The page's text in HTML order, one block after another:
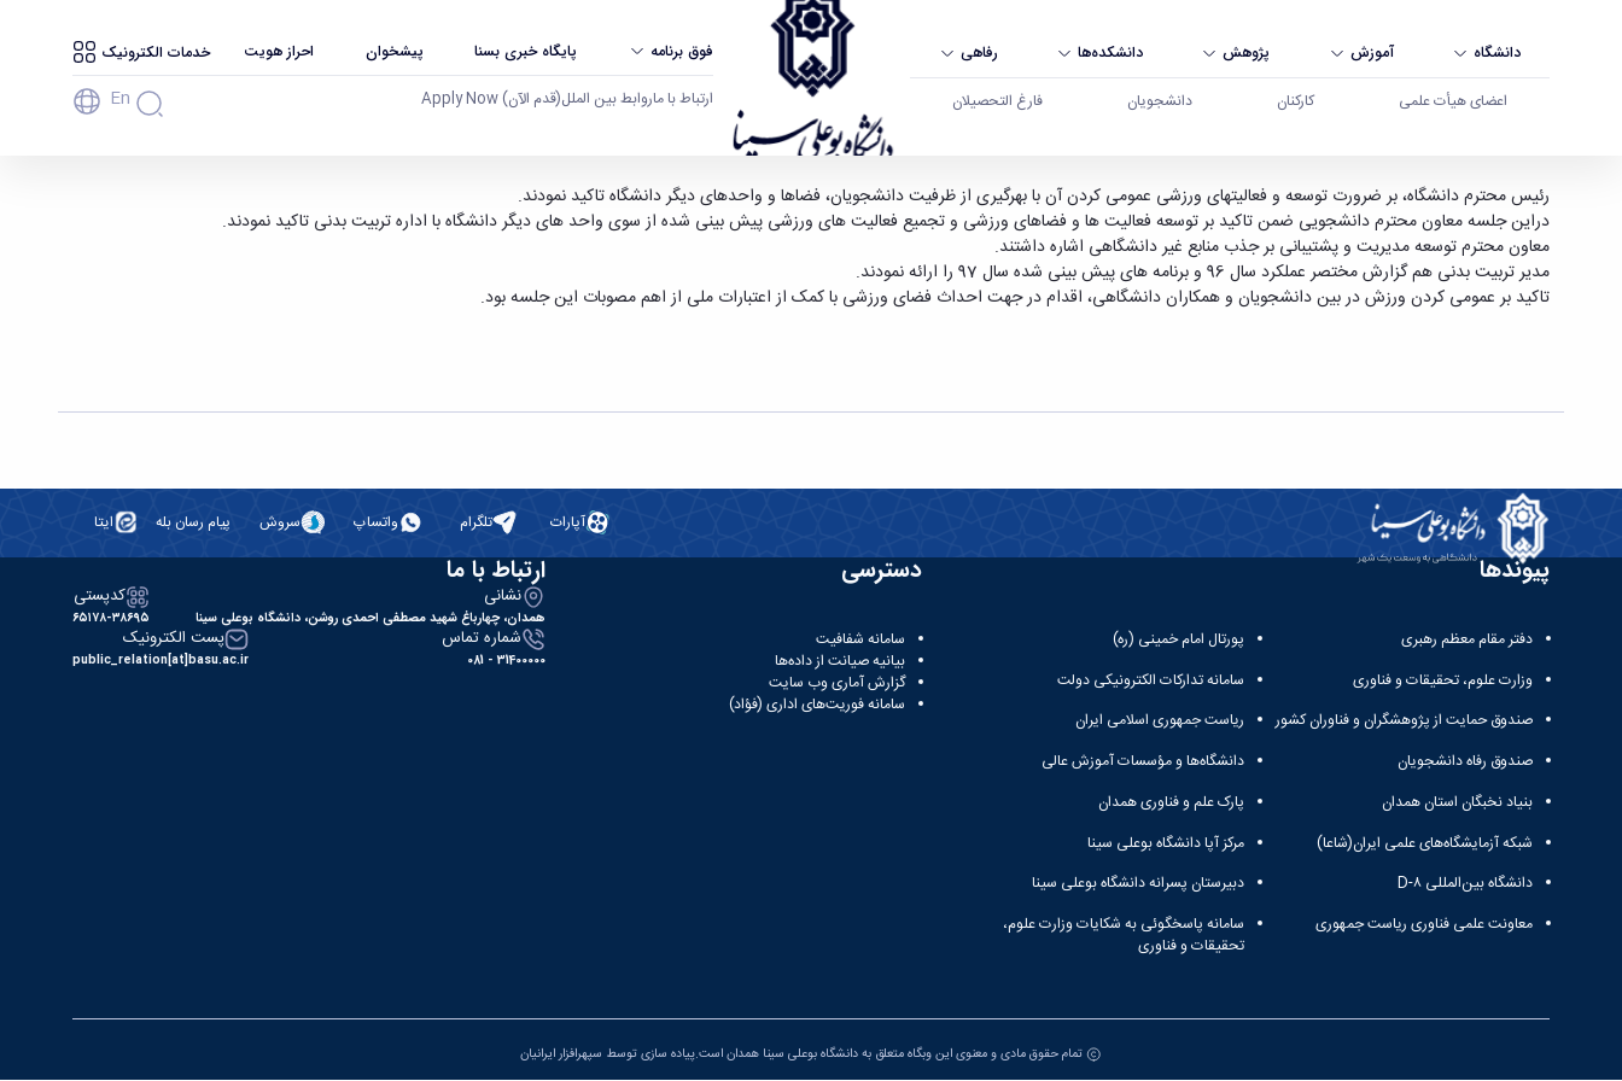
دانشگاه آموزش پژوهش دانشکده‌ها رفاهی
اعضای هیأت علمی کارکنان دانشجویان فارغ التحصیلان
فوق برنامه پایگاه خبری بسنا پیشخوان احراز هویت خدمات الکترونیک
ارتباط با ماروابط بین الملل(قدم الآن) Apply Now En
تشکیل شورای ورزش دانشگاه بوعلی سینا - دانشگاه بوعلی سینا همدان
رئیس محترم دانشگاه، بر ضرورت توسعه و فعالیت­های ورزشی عمومی کردن آن با بهرگیری از ظرفیت دانشجویان، فضاها و واحدهای دیگر دانشگاه تاکید نمودند.
دراین جلسه معاون محترم دانشجویی ضمن تاکید بر توسعه فعالیت ها و فضاهای ورزشی و تجمیع فعالیت های ورزشی پیش بینی شده از سوی واحد های دیگر دانشگاه با اداره تربیت بدنی تاکید نمودند.
معاون محترم توسعه مدیریت و پشتیبانی بر جذب منابع غیر دانشگاهی اشاره داشتند.
مدیر تربیت بدنی هم گزارش مختصر عملکرد سال 96 و برنامه های پیش بینی شده سال 97 را ارائه نمودند.
تاکید بر عمومی کردن ورزش در بین دانشجویان و همکاران دانشگاهی، اقدام در جهت احداث فضای ورزشی با کمک از اعتبارات ملی از اهم مصوبات این جلسه بود.
آپارات تلگرام واتساپ سروش پیام رسان بله ایتا
پیوندها
دفتر مقام معظم رهبری
وزارت علوم، تحقیقات و فناوری
صندوق حمایت از پژوهشگران و فناوران کشور
صندوق رفاه دانشجویان
بنیاد نخبگان استان همدان
شبکه آزمایشگاه‌های علمی ایران(شاعا)
دانشگاه بین‌المللی D-۸
معاونت علمی فناوری ریاست جمهوری
پورتال امام خمینی (ره)
سامانه تدارکات الکترونیکی دولت
ریاست جمهوری اسلامی ایران
دانشگاه‌ها و مؤسسات آموزش عالی
پارک علم و فناوری همدان
مرکز آپا دانشگاه بوعلی سینا
دبیرستان پسرانه دانشگاه بوعلی سینا
سامانه پاسخگوئی به شکایات وزارت علوم،
تحقیقات و فناوری
دسترسی
سامانه شفافیت
بیانیه صیانت از داده‌ها
گزارش آماری وب‌ سایت
سامانه فوریت‌های اداری (فؤاد)
ارتباط با ما
نشانی
همدان، چهارباغ شهید مصطفی احمدی روشن، دانشگاه بوعلی سینا
کدپستی
۶۵۱۷۸-۳۸۶۹۵
شماره تماس
31400000 - 081
پست الکترونیک
public_relation[at]basu.ac.ir
تمام حقوق مادی و معنوی این وبگاه متعلق به دانشگاه بوعلی سینا همدان است.پیاده سازی توسط سپهرافزار ایرانیان